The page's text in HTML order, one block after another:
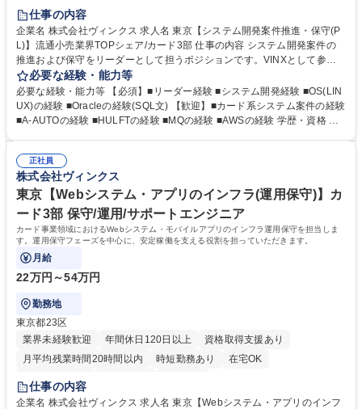
完全週休2日制
仕事の内容
企業名 株式会社ヴィンクス 求人名 東京【システム開発案件推進・保守(P
L)】流通小売業界TOPシェア/カード3部 仕事の内容 システム開発案件の
推進および保守をリーダーとして担うポジションです。VINXとして参画
しているメンバーの取りまとめ役として、お客様側の情報システム部の立
場で案件全体を推進します。 【業務内容】 ・システム開発案件の推進お
よび保守対応 ・VINX参画メンバーのリーダー業務 ・お客様側情報システ
ム部の立場での案件対応 ・開発ベンダー(BP)の管理(進捗確認、レビュー
必要な経験・能力等
必要な経験・能力等 【必須】■リーダー経験 ■システム開発経験 ■OS(LIN
UX)の経験 ■Oracleの経験(SQL文) 【歓迎】■カード系システム案件の経験
■A-AUTOの経験 ■HULFTの経験 ■MQの経験 ■AWSの経験 学歴・資格 学
正社員
株式会社ヴィンクス
東京【Webシステム・アプリのインフラ(運用保守)】カ
ード3部 保守/運用/サポートエンジニア
カード事業領域におけるWebシステム・モバイルアプリのインフラ運用保守を担当しま
す。運用保守フェーズを中心に、安定稼働を支える役割を担っていただきます。
月給
22万円～54万円
勤務地
東京都23区
業界未経験歓迎
年間休日120日以上
資格取得支援あり
月平均残業時間20時間以内
時短勤務あり
在宅OK
完全週休2日制
仕事の内容
企業名 株式会社ヴィンクス 求人名 東京【Webシステム・アプリのインフ